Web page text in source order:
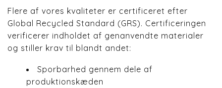
Flere af vores kvaliteter er certificeret efter
Global Recycled Standard (GRS). Certificeringen
verificerer indholdet af genanvendte materialer
og stiller krav til blandt andet:
Sporbarhed gennem dele af
produktionskæden